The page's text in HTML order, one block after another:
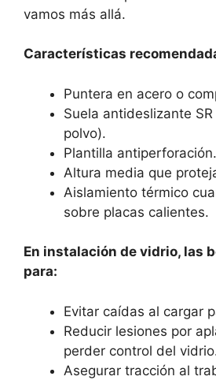
vamos más allá.
Características
Puntera en acero o
Suela antideslizante
polvo).
Plantilla antiperforación.
Altura media que
Aislamiento térmico
sobre placas calientes.
En instalación de vidrio, las
para:
Evitar caídas al cargar
Reducir lesiones por
perder control del
Asegurar tracción al